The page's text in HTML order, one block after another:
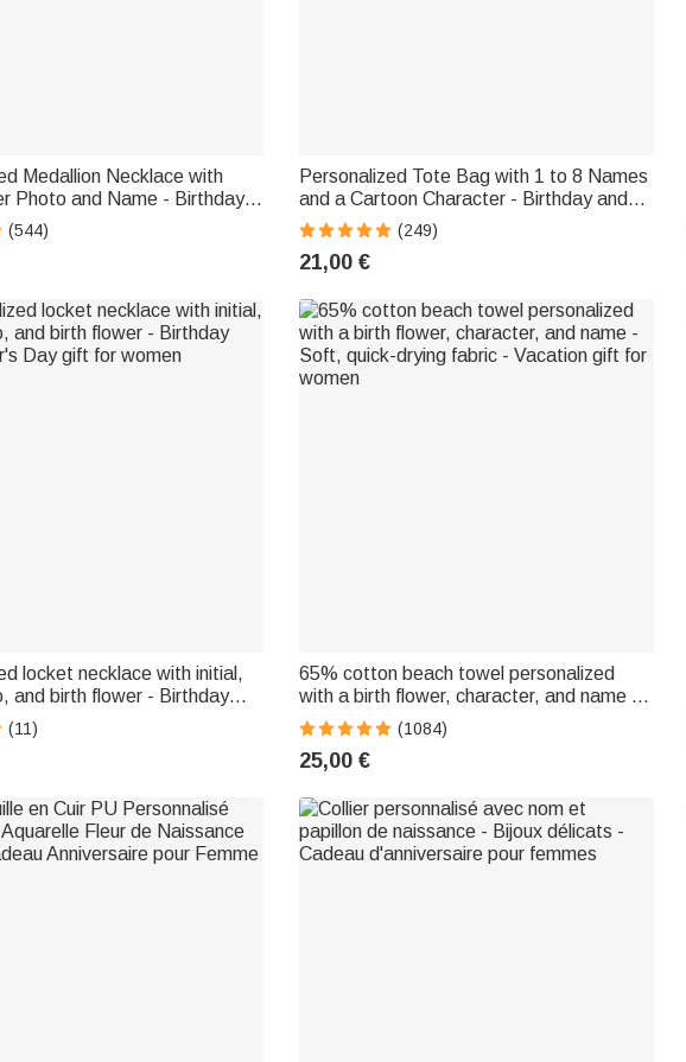
Medallion Necklace with
Photo and Name - Birthday
Day Gift for Women
(544)
Personalized Tote Bag with 1 to 8 Names
and a Cartoon Character - Birthday and
Mother's Day Gift for Women
(249)
21,00 €
locket necklace with initial,
and birth flower - Birthday
Day gift for women
(11)
65% cotton beach towel personalized
with a birth flower, character, and name -
Soft, quick-drying fabric - Vacation gift for
women
(1084)
25,00 €